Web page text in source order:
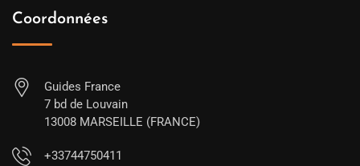
Coordonnées
Guides France
7 bd de Louvain
13008 MARSEILLE (FRANCE)
+33744750411